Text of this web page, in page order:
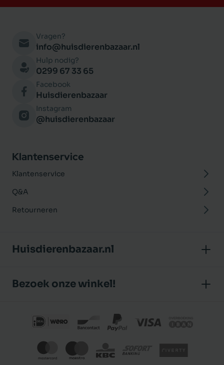
Vragen?
info@huisdierenbazaar.nl
Hulp nodig?
0299 67 33 65
Facebook
Huisdierenbazaar
Instagram
@huisdierenbazaar
Klantenservice
Klantenservice
Q&A
Retourneren
Huisdierenbazaar.nl
Klantbeoordelingen
Privacybeleid
Bezoek onze winkel!
J.P. Poelstraat 8
Nederland